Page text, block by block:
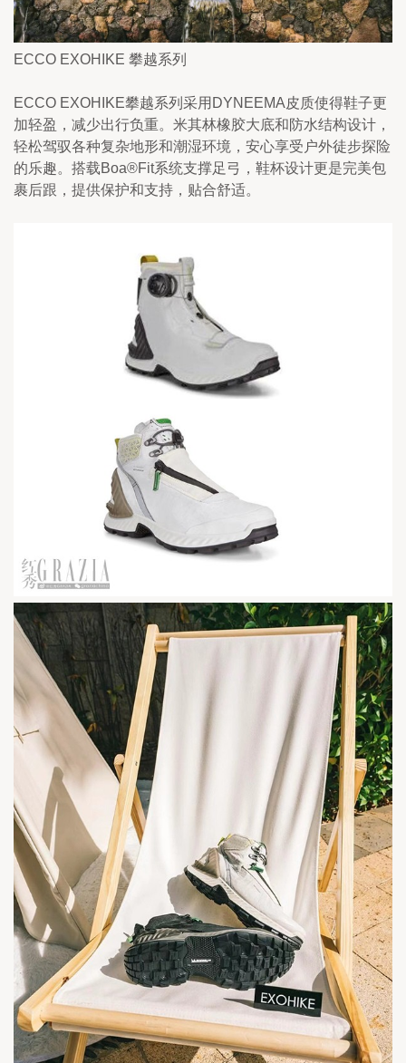
ECCO EXOHIKE 攀越系列
ECCO EXOHIKE攀越系列采用DYNEEMA皮质使得鞋子更
加轻盈，减少出行负重。米其林橡胶大底和防水结构设计，
轻松驾驭各种复杂地形和潮湿环境，安心享受户外徒步探险
的乐趣。搭载Boa®Fit系统支撑足弓，鞋杯设计更是完美包
裹后跟，提供保护和支持，贴合舒适。